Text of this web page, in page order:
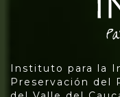
Instituto para la
Preservación del